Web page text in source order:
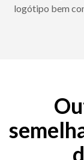
logótipo bem